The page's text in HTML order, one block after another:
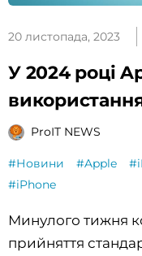
20 листопада, 2023
У 2024 році
ProIT NEWS
#Новини #Apple
#iPhone
Минулого тижня
прийняття